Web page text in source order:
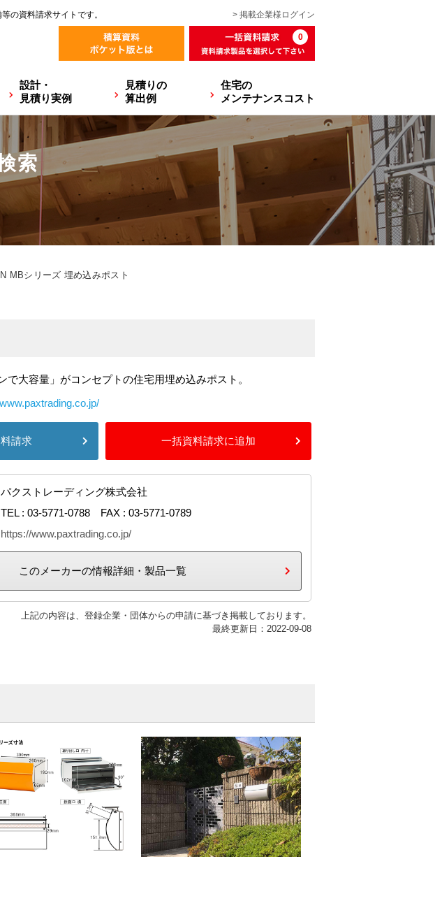
の資料請求サイトです。 > 掲載企業様 ログイン
0
設計・
見積り実例
見積りの
算出例
住宅の
メンテナンスコスト
索
MBシリーズ 埋め込みポスト
で大容量」がコンセプトの住宅用埋め込みポスト。
請求 一括資料請求に追加
パクストレーディング株式会社
TEL : 03-5771-0788 FAX : 03-5771-0789
https://www.paxtrading.co.jp/
このメーカーの情報詳細・製品一覧
上記の内容は、登録企業・団体からの申請に基づき掲載しております。
最終更新日：2022-09-08